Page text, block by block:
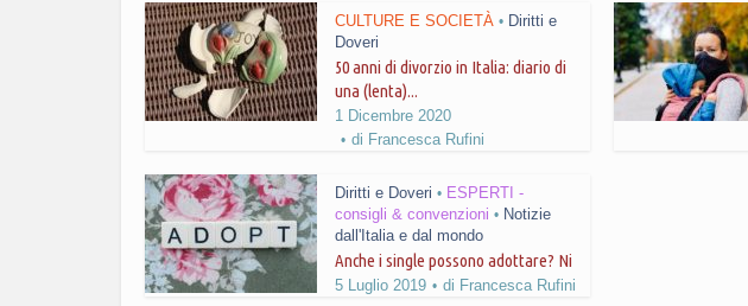
CULTURE E SOCIETÀ • Diritti e
Doveri
50 anni di divorzio in Italia: diario di
una (lenta)...
1 Dicembre 2020
di Francesca Rufini
Diritti e Doveri • ESPERTI -
consigli & convenzioni • Notizie
dall'Italia e dal mondo
Anche i single possono adottare? Ni
5 Luglio 2019 di Francesca Rufini